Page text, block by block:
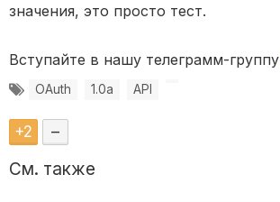
значения, это просто тест.
Вступайте в нашу телеграмм-группу
OAuth 1.0a API
+2 –
См. также